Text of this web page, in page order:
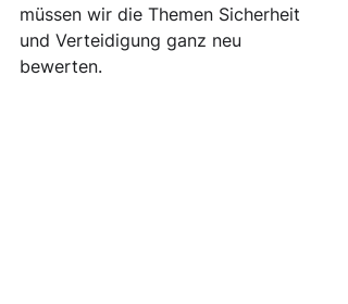
müssen wir die Themen Sicherheit
und Verteidigung ganz neu
bewerten.